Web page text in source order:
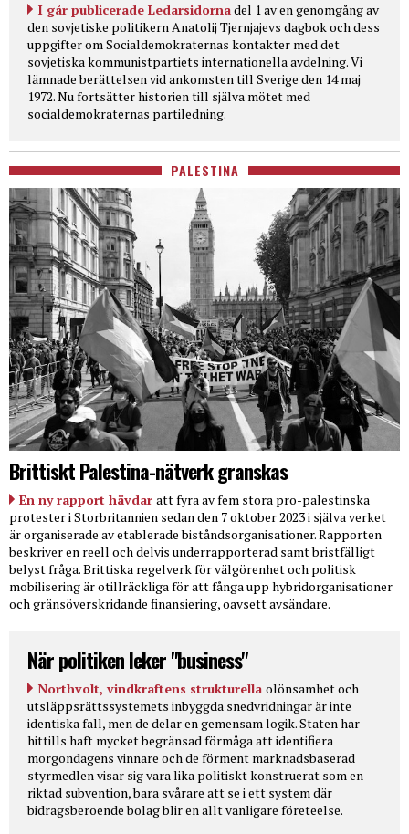
I går publicerade Ledarsidornadel 1 av en genomgång av
den sovjetiske politikern Anatolij Tjernjajevs dagbok och dess
uppgifter om Socialdemokraternas kontakter med det
sovjetiska kommunistpartiets internationella avdelning. Vi
lämnade berättelsen vid ankomsten till Sverige den 14 maj
1972. Nu fortsätter historien till själva mötet med
socialdemokraternas partiledning.
PALESTINA
Brittiskt Palestina-nätverk granskas
En ny rapport hävdar att fyra av fem stora pro-palestinska
protester i Storbritannien sedan den 7 oktober 2023 i själva verket
är organiserade av etablerade biståndsorganisationer. Rapporten
beskriver en reell och delvis underrapporterad samt bristfälligt
belyst fråga. Brittiska regelverk för välgörenhet och politisk
mobilisering är otillräckliga för att fånga upp hybridorganisationer
och gränsöverskridande finansiering, oavsett avsändare.
När politiken leker "business"
Northvolt, vindkraftens strukturella olönsamhet och
utsläppsrättssystemets inbyggda snedvridningar är inte
identiska fall, men de delar en gemensam logik. Staten har
hittills haft mycket begränsad förmåga att identifiera
morgondagens vinnare och de förment marknadsbaserad
styrmedlen visar sig vara lika politiskt konstruerat som en
riktad subvention, bara svårare att se i ett system där
bidragsberoende bolag blir en allt vanligare företeelse.